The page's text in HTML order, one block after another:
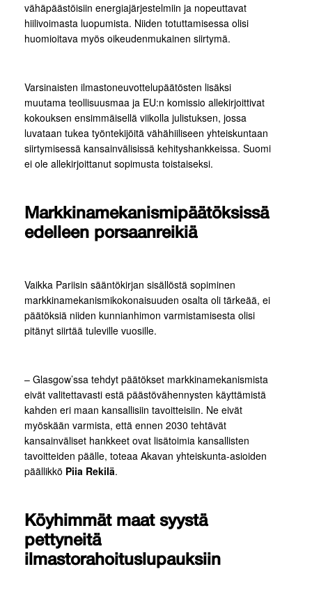
vähäpäästöisiin energiajärjestelmiin ja nopeuttavat
hiilivoimasta luopumista. Niiden totuttamisessa olisi
huomioitava myös oikeudenmukainen siirtymä.
Varsinaisten ilmastoneuvottelupäätösten lisäksi
muutama teollisuusmaa ja EU:n komissio allekirjoittivat
kokouksen ensimmäisellä viikolla julistuksen, jossa
luvataan tukea työntekijöitä vähähiiliseen yhteiskuntaan
siirtymisessä kansainvälisissä kehityshankkeissa. Suomi
ei ole allekirjoittanut sopimusta toistaiseksi.
Markkinamekanismipäätöksissä
edelleen porsaanreikiä
Vaikka Pariisin sääntökirjan sisällöstä sopiminen
markkinamekanismikokonaisuuden osalta oli tärkeää, ei
päätöksiä niiden kunnianhimon varmistamisesta olisi
pitänyt siirtää tuleville vuosille.
– Glasgow’ssa tehdyt päätökset markkinamekanismista
eivät valitettavasti estä päästövähennysten käyttämistä
kahden eri maan kansallisiin tavoitteisiin. Ne eivät
myöskään varmista, että ennen 2030 tehtävät
kansainväliset hankkeet ovat lisätoimia kansallisten
tavoitteiden päälle, toteaa Akavan yhteiskunta-asioiden
päällikkö Piia Rekilä.
Köyhimmät maat syystä
pettyneitä
ilmastorahoituslupauksiin